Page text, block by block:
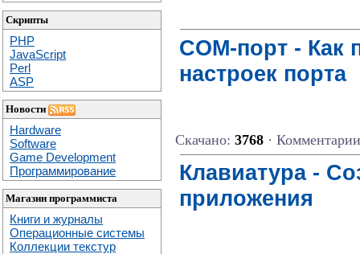
Скрипты
PHP
JavaScript
Perl
ASP
Новости
Hardware
Software
Game Development
Программирование
Магазин программиста
Книги и журналы
Операционные системы
Коллекции текстур
COM-порт - Как
настроек порта
Скачано: 3768 ·
Клавиатура -
приложения